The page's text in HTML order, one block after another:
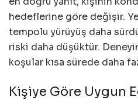
hedeflerine göre değişir.
tempolu yürüyüş daha
riski daha düşüktür.
koşular kısa sürede daha
Kişiye Göre Uygun